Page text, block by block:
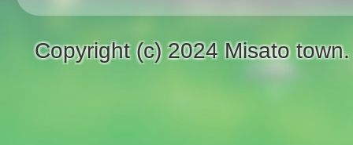
Copyright (c) 2024 Misato